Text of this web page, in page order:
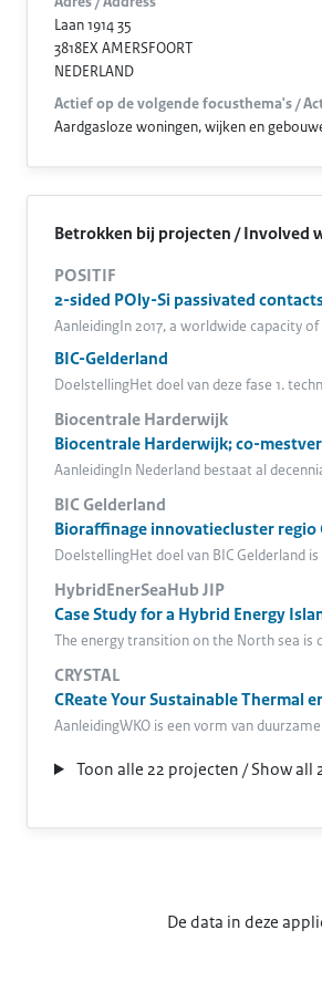
Laan 1914 35
3818EX AMERSFOORT
NEDERLAND
Actief op de volgende focusthema's /
Aardgasloze woningen, wijken en
Betrokken bij projecten / Involved
POSITIF
2-sided POly-Si passivated
AanleidingIn 2017, a worldwide capacity
BIC-Gelderland
DoelstellingHet doel van deze fase 1.
Biocentrale Harderwijk
Biocentrale Harderwijk; co-
AanleidingIn Nederland bestaat al
BIC Gelderland
Bioraffinage innovatiecluster regio
DoelstellingHet doel van BIC Gelderland
HybridEnerSeaHub JIP
Case Study for a Hybrid Energy
The energy transition on the North sea
CRYSTAL
CReate Your Sustainable Thermal
AanleidingWKO is een vorm van
Toon alle 22 projecten / Show all
De data in deze